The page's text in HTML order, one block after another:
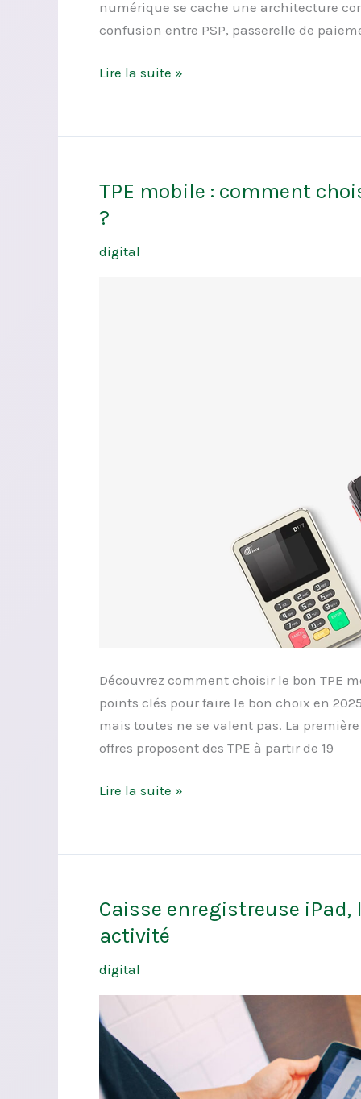
numérique se cache une architecture
confusion entre PSP, passerelle de
Lire la suite »
TPE mobile : comment
?
digital
Découvrez comment choisir le bon TPE
points clés pour faire le bon choix en
mais toutes ne se valent pas. La
offres proposent des TPE à partir de 19
TPE
mobile
comment
Lire la suite »
Caisse enregistreuse
activité
digital
Caisse
enregistreuse
la
solution
idéale
pour
votre
activité